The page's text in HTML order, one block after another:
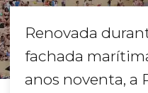
Renovada
fachada
anos noventa, a